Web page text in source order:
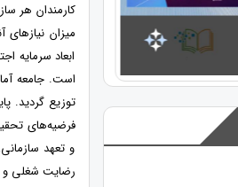
کارمندان هر
میزان
ابعاد سرمایه
فرضیه‌های
و تعهد
رضایت شغلی و